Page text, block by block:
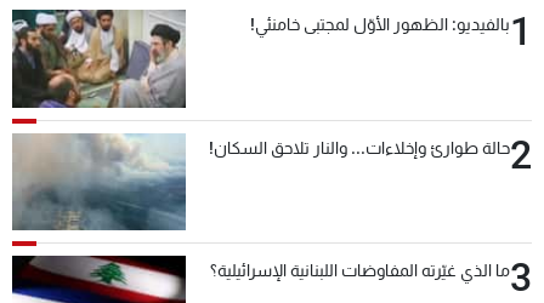
1بالفيديو: الظهور الأوّل لمجتبى خامنئي!
2حالة طوارئ وإخلاءات... والنار تلاحق السكان!
3ما الذي غيّرته المفاوضات اللبنانية الإسرائيلية؟